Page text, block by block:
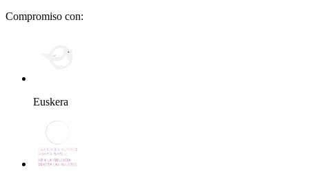
Compromiso con:
Euskera